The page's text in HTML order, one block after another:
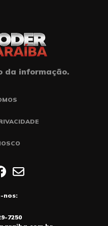
da informação.
nos:
7250